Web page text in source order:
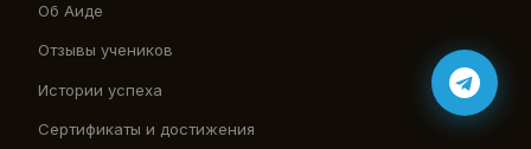
Об Аиде
Отзывы учеников
Истории успеха
Сертификаты и достижения